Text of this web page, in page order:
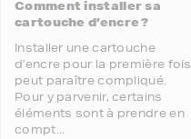
Comment installer sa
cartouche d’encre ?
Installer une cartouche
d’encre pour la première fois
peut paraître compliqué.
Pour y parvenir, certains
éléments sont à prendre en
compt...